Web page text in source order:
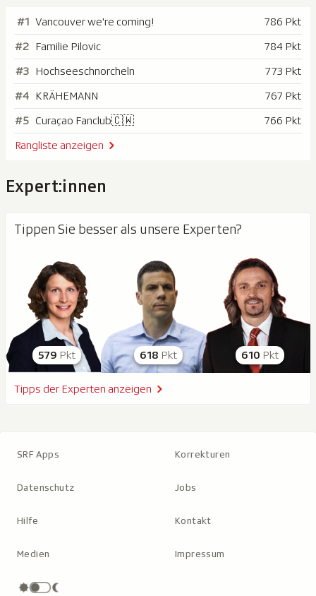
#1 Vancouver we're coming!
786 Pkt
#2 Familie Pilovic
784 Pkt
#3 Hochseeschnorcheln
773 Pkt
#4 KRÄHEMANN
767 Pkt
#5 Curaçao Fanclub🇨🇼
766 Pkt
Rangliste anzeigen
Expert:innen
579 Pkt 618 Pkt 610 Pkt
Tippen Sie besser als unsere Experten?
Tipps der Experten anzeigen
SRF Apps Korrekturen
Datenschutz Jobs
Hilfe Kontakt
Medien Impressum